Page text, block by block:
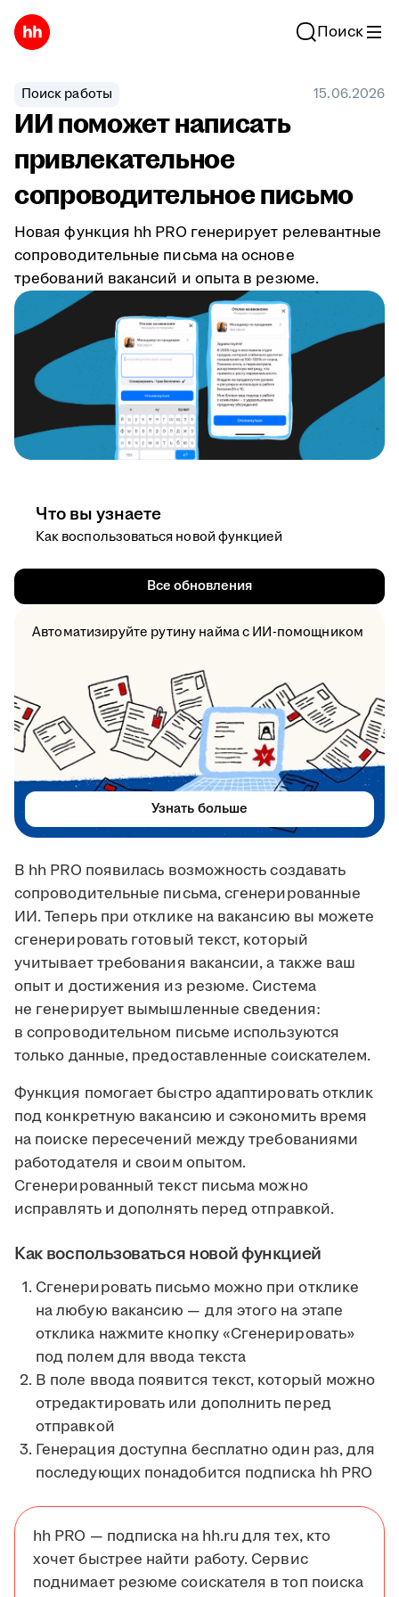
Поиск
Поиск работы 15.06.2026
ИИ поможет написать
привлекательное
сопроводительное письмо
Новая функция hh PRO генерирует релевантные
сопроводительные письма на основе
требований вакансий и опыта в резюме.
В hh PRO появилась возможность создавать
сопроводительные письма, сгенерированные
ИИ. Теперь при отклике на вакансию вы можете
сгенерировать готовый текст, который
учитывает требования вакансии, а также ваш
опыт и достижения из резюме. Система
не генерирует вымышленные сведения:
в сопроводительном письме используются
только данные, предоставленные соискателем.
Функция помогает быстро адаптировать отклик
под конкретную вакансию и сэкономить время
на поиске пересечений между требованиями
работодателя и своим опытом.
Сгенерированный текст письма можно
исправлять и дополнять перед отправкой.
Как воспользоваться новой функцией
Сгенерировать письмо можно при отклике
на любую вакансию — для этого на этапе
отклика нажмите кнопку «Сгенерировать»
под полем для ввода текста
В поле ввода появится текст, который можно
отредактировать или дополнить перед
отправкой
Генерация доступна бесплатно один раз, для
последующих понадобится подписка hh PRO
hh PRO — подписка на hh.ru для тех, кто
хочет быстрее найти работу. Сервис
поднимает резюме соискателя в топ поиска
Что вы узнаете
Как воспользоваться новой функцией
Все обновления
Автоматизируйте рутину найма с ИИ-помощником
Узнать больше